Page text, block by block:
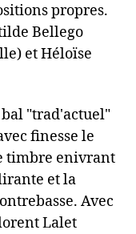
propres.
Bellego
et Héloïse
"trad'actuel"
finesse le
timbre enivrant
et la
Avec
Lalet